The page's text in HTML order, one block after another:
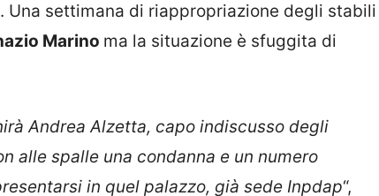
Una settimana di riappropriazione degli stabili
Marino ma la situazione è sfuggita di
Andrea Alzetta, capo indiscusso degli
alle spalle una condanna e un numero
in quel palazzo, già sede Inpdap“,